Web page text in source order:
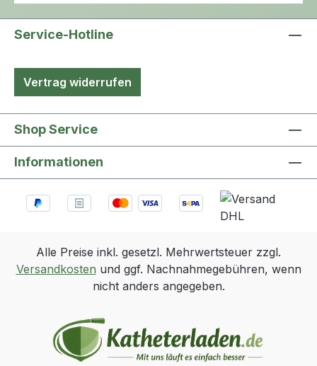
Service-Hotline
Vertrag widerrufen
Shop Service
Informationen
Alle Preise inkl. gesetzl. Mehrwertsteuer zzgl.
Versandkosten und ggf. Nachnahmegebühren, wenn
nicht anders angegeben.